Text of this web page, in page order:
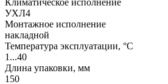
УХЛ4
Монтажное исполнение
накладной
Температура эксплуатации, °С
1...40
Длина упаковки, мм
150